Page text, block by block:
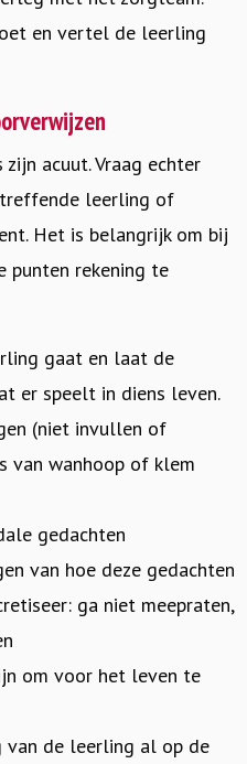
en vertel de leerling
acuut. Vraag echter
leerling of
Het is belangrijk om bij
punten rekening te
gaat en laat de
er speelt in diens leven.
(niet invullen of
van wanhoop of klem
gedachten
van hoe deze gedachten
ga niet meepraten,
om voor het leven te
van de leerling al op de